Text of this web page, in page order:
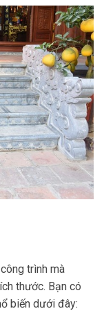
trình mà
thước. Bạn có
biến dưới đây: